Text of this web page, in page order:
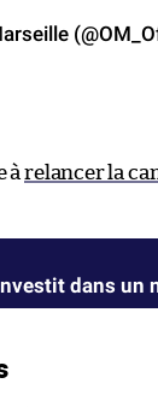
àrelancer la
dans un